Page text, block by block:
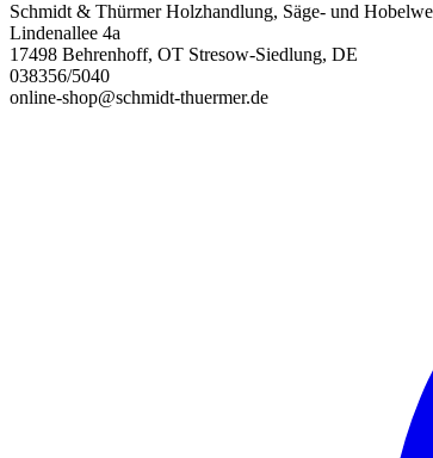
Schmidt & Thürmer Holzhandlung, Säge- und
Lindenallee 4a
17498 Behrenhoff, OT Stresow-Siedlung, DE
038356/5040
online-shop@schmidt-thuermer.de